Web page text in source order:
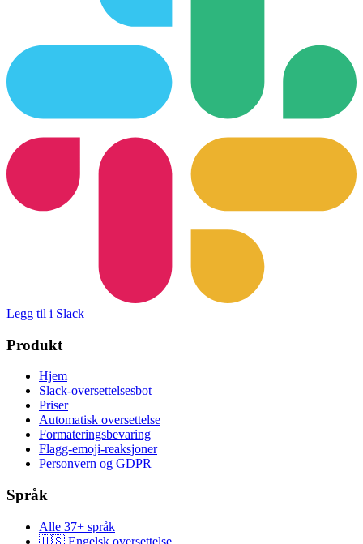
Legg til i Slack
Produkt
Hjem
Slack-oversettelsesbot
Priser
Automatisk oversettelse
Formateringsbevaring
Flagg-emoji-reaksjoner
Personvern og GDPR
Språk
Alle 37+ språk
🇺🇸 Engelsk oversettelse